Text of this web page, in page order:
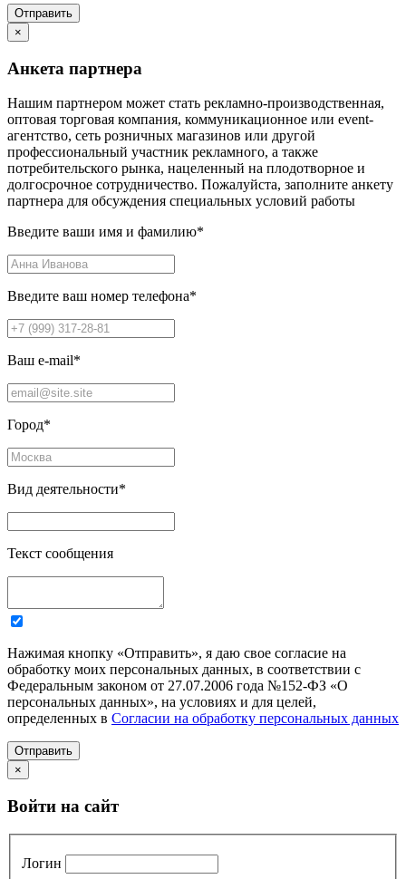
Отправить
×
Анкета партнера
Нашим партнером может стать рекламно-производственная,
оптовая торговая компания, коммуникационное или event-
агентство, сеть розничных магазинов или другой
профессиональный участник рекламного, а также
потребительского рынка, нацеленный на плодотворное и
долгосрочное сотрудничество. Пожалуйста, заполните анкету
партнера для обсуждения специальных условий работы
Введите ваши имя и фамилию*
Введите ваш номер телефона*
Ваш e-mail*
Город*
Вид деятельности*
Текст сообщения
Нажимая кнопку «Отправить», я даю свое согласие на
обработку моих персональных данных, в соответствии с
Федеральным законом от 27.07.2006 года №152-ФЗ «О
персональных данных», на условиях и для целей,
определенных в Согласии на обработку персональных данных
Отправить
×
Войти на сайт
Логин